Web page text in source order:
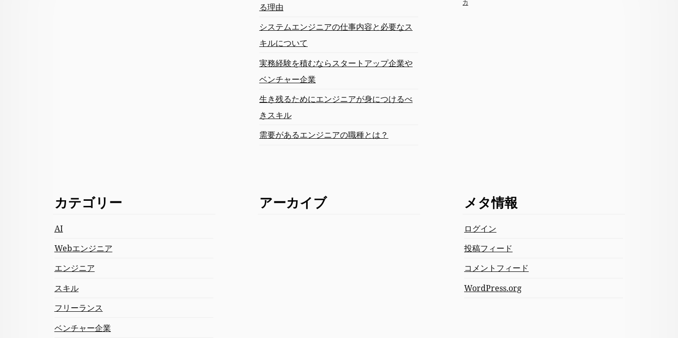
る理由
システムエンジニアの仕事内容と必要なス
キルについて
実務経験を積むならスタートアップ企業や
ベンチャー企業
生き残るためにエンジニアが身につけるべ
きスキル
需要があるエンジニアの職種とは？
力
カテゴリー
AI
Webエンジニア
エンジニア
スキル
フリーランス
ベンチャー企業
アーカイブ メタ情報
ログイン
投稿フィード
コメントフィード
WordPress.org